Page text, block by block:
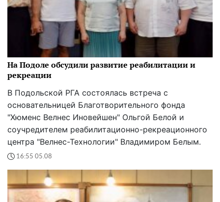
На Подоле обсудили развитие реабилитации и
рекреации
В Подольской РГА состоялась встреча с
основательницей Благотворительного фонда
"Хюменс Велнес Иновейшен" Ольгой Белой и
соучредителем реабилитационно-рекреационного
центра "Велнес-Технологии" Владимиром Белым.
16:55 05.08